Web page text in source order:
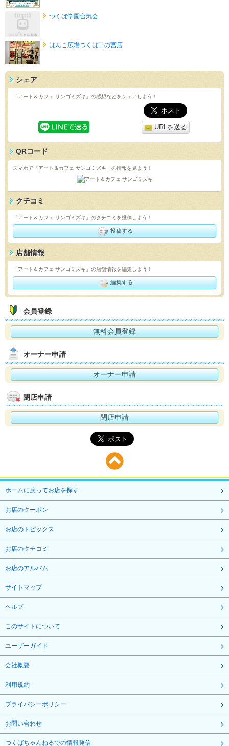
つくば学園合気会
はんこ広場つくば二の宮店
シェア
「アート＆カフェ サンゴミズキ」の感想などをシェアしよう！
URLを送る
QRコード
スマホで「アート＆カフェ サンゴミズキ」の情報を見よう！
クチコミ
「アート＆カフェ サンゴミズキ」のクチコミを投稿しよう！
投稿する
店舗情報
「アート＆カフェ サンゴミズキ」の店舗情報を編集しよう！
編集する
会員登録
無料会員登録
オーナー申請
オーナー申請
閉店申請
閉店申請
ホームに戻ってお店を探す
お店のクーポン
お店のトピックス
お店のクチコミ
お店のアルバム
サイトマップ
ヘルプ
このサイトについて
ユーザーガイド
会社概要
利用規約
プライバシーポリシー
お問い合わせ
つくばちゃんねるでの情報発信